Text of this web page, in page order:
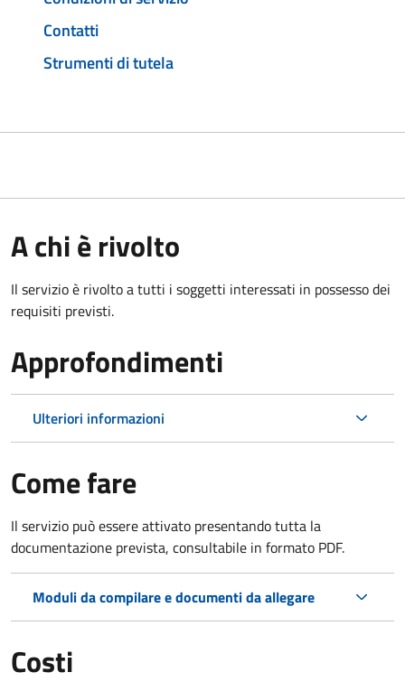
Contatti
Strumenti di tutela
A chi è rivolto
Il servizio è rivolto a tutti i soggetti interessati in possesso dei
requisiti previsti.
Approfondimenti
Ulteriori informazioni
Come fare
Il servizio può essere attivato presentando tutta la
documentazione prevista, consultabile in formato PDF.
Moduli da compilare e documenti da allegare
Costi